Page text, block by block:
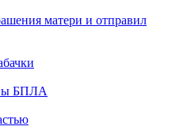
матери и отправил
БПЛА